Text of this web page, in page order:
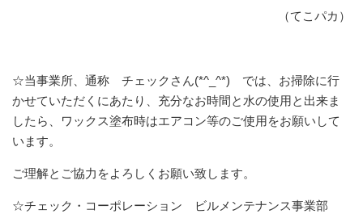
（てこパカ）
☆当事業所、通称 チェックさん(*^_^*) では、お掃除に行
かせていただくにあたり、充分なお時間と水の使用と出来ま
したら、ワックス塗布時はエアコン等のご使用をお願いして
います。
ご理解とご協力をよろしくお願い致します。
☆チェック・コーポレーション ビルメンテナンス事業部